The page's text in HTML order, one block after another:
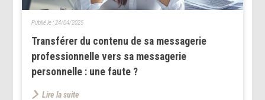
Transférer du contenu de sa messagerie
professionnelle vers sa messagerie
personnelle : une faute ?
Publié le : 24/04/2025
Lire la suite